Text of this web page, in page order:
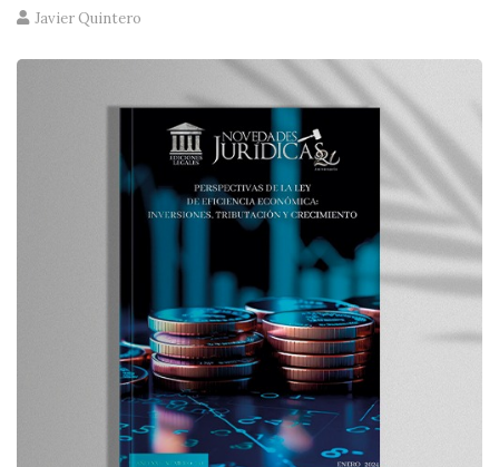
Javier Quintero